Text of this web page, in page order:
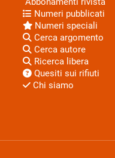
Numeri pubblicati
Numeri speciali
Cerca argomento
Cerca autore
Ricerca libera
Quesiti sui rifiuti
Chi siamo